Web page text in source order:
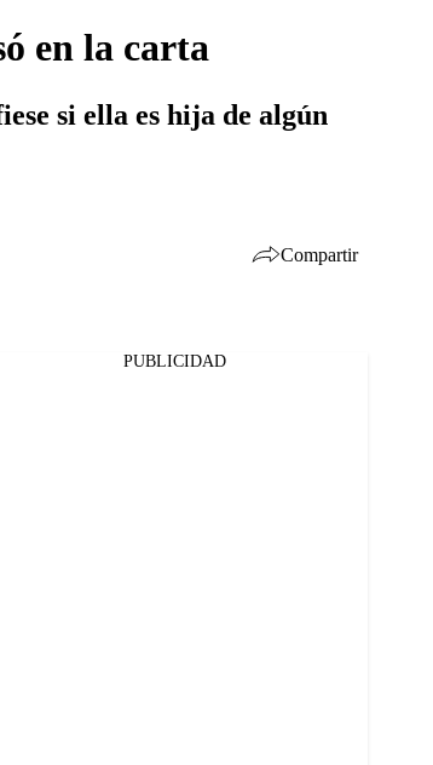
en la carta
si ella es hija de algún
Compartir
PUBLICIDAD